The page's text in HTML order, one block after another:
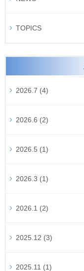
TOPICS
2026.7 (4)
2026.6 (2)
2026.5 (1)
2026.3 (1)
2026.1 (2)
2025.12 (3)
2025.11 (1)